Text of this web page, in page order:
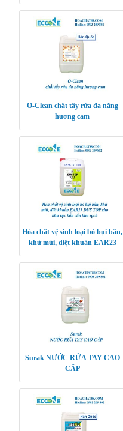
terrazzo
O-Clean chất tẩy rửa đa năng
hương cam
Hóa chất vệ sinh loại bỏ bụi bẩn,
khử mùi, diệt khuẩn EAR23
làm sạch
Surak NƯỚC RỬA TAY CAO
CẤP